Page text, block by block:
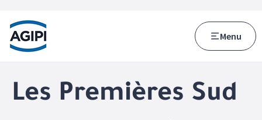
Accès au menu
Accès au contenu principal
Menu
Les Premières Sud